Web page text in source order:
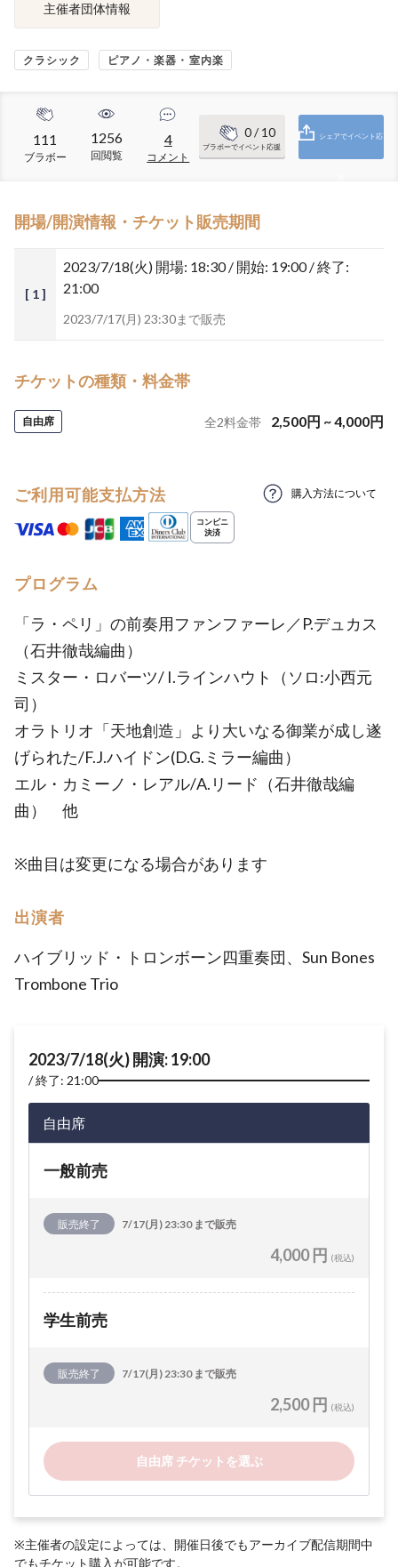
主催者団体情報
クラシック ピアノ・楽器・室内楽
111
ブラボー
1256
回閲覧
4
コメント
0/ 10
ブラボーでイベント応援
シェアでイベント応
開場/開演情報・チケット販売期間
[ 1 ]
2023/7/18(火) 開場: 18:30 / 開始: 19:00 / 終了:
21:00
2023/7/17(月) 23:30まで販売
チケットの種類・料金帯
自由席 全2料金帯 2,500円 ~4,000円
ご利用可能支払方法 購入方法について
プログラム
「ラ・ペリ」の前奏用ファンファーレ／P.デュカス
（石井徹哉編曲）
ミスター・ロバーツ/ I.ラインハウト（ソロ:小西元
司）
オラトリオ「天地創造」より大いなる御業が成し遂
げられた/F.J.ハイドン(D.G.ミラー編曲）
エル・カミーノ・レアル/A.リード（石井徹哉編
曲） 他
※曲目は変更になる場合があります
出演者
ハイブリッド・トロンボーン四重奏団、Sun Bones
Trombone Trio
2023/7/18(火) 開演: 19:00
終了: 21:00
自由席
一般前売
販売終了 7/17(月) 23:30 まで販売
4,000 円 (税込)
学生前売
販売終了 7/17(月) 23:30 まで販売
2,500 円 (税込)
自由席 チケットを選ぶ
※主催者の設定によっては、開催日後でもアーカイブ配信期間中
でもチケット購入が可能です。